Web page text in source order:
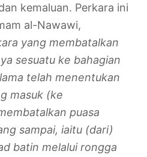
kemaluan. Perkara ini
al-Nawawi,
yang membatalkan
sesuatu ke bahagian
telah menentukan
masuk (ke
puasa
sampai, iaitu (dari)
batin melalui rongga